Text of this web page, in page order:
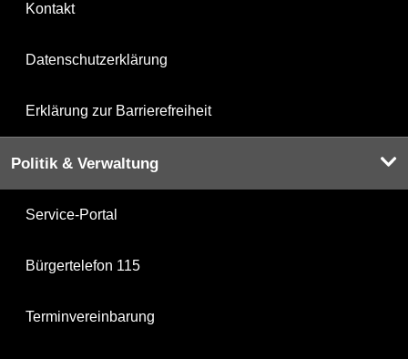
Kontakt
Datenschutzerklärung
Erklärung zur Barrierefreiheit
Politik & Verwaltung
Service-Portal
Bürgertelefon 115
Terminvereinbarung